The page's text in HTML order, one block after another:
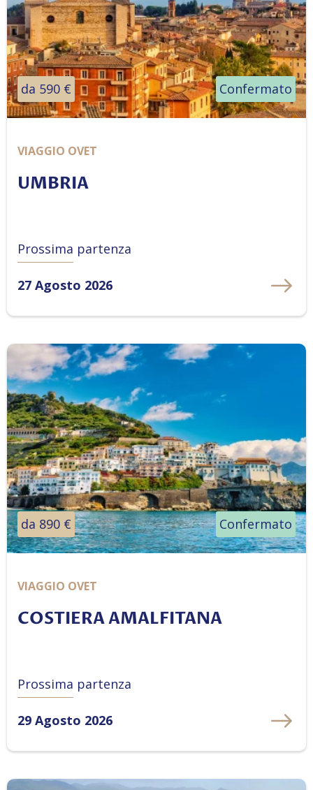
da 590 € Confermato
VIAGGIO OVET
UMBRIA
Prossima partenza
27 Agosto 2026
da 890 € Confermato
VIAGGIO OVET
COSTIERA AMALFITANA
Prossima partenza
29 Agosto 2026